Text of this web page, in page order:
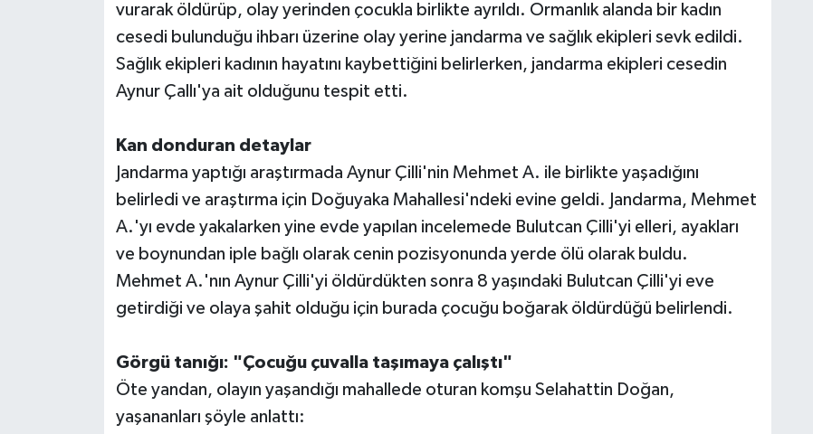
vurarak öldürüp, olay yerinden çocukla birlikte ayrıldı. Ormanlık alanda bir kadın
cesedi bulunduğu ihbarı üzerine olay yerine jandarma ve sağlık ekipleri sevk edildi.
Sağlık ekipleri kadının hayatını kaybettiğini belirlerken, jandarma ekipleri cesedin
Aynur Çallı'ya ait olduğunu tespit etti.
Kan donduran detaylar
Jandarma yaptığı araştırmada Aynur Çilli'nin Mehmet A. ile birlikte yaşadığını
belirledi ve araştırma için Doğuyaka Mahallesi'ndeki evine geldi. Jandarma, Mehmet
A.'yı evde yakalarken yine evde yapılan incelemede Bulutcan Çilli'yi elleri, ayakları
ve boynundan iple bağlı olarak cenin pozisyonunda yerde ölü olarak buldu.
Mehmet A.'nın Aynur Çilli'yi öldürdükten sonra 8 yaşındaki Bulutcan Çilli'yi eve
getirdiği ve olaya şahit olduğu için burada çocuğu boğarak öldürdüğü belirlendi.
Görgü tanığı: "Çocuğu çuvalla taşımaya çalıştı"
Öte yandan, olayın yaşandığı mahallede oturan komşu Selahattin Doğan,
yaşananları şöyle anlattı:
Televizyon